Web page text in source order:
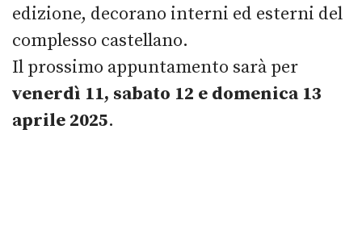
edizione, decorano interni ed esterni del
complesso castellano.
Il prossimo appuntamento sarà per
venerdì 11, sabato 12 e domenica 13
aprile 2025.